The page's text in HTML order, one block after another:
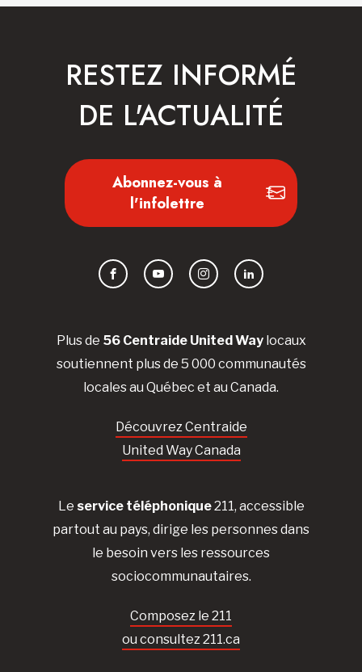
Plus de 56 Centraide United Waylocaux
soutiennent plus de 5 000 communautés
locales au Québec et au Canada.
Découvrez Centraide
United Way Canada
Le service téléphonique211, accessible
partout au pays, dirige les personnes dans
le besoin vers les ressources
sociocommunautaires.
Composez le 211
ou consultez 211.ca
RESTEZ INFORMÉ
DE L'ACTUALITÉ
Abonnez-vous à
l'infolettre
FacebookYouTubeInstagramLinkedIn